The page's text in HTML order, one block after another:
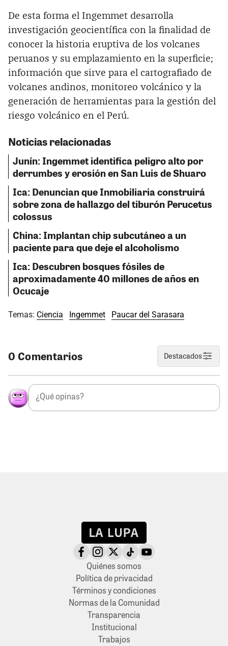
De esta forma el Ingemmet desarrolla
investigación geocientífica con la finalidad de
conocer la historia eruptiva de los volcanes
peruanos y su emplazamiento en la superficie;
información que sirve para el cartografiado de
volcanes andinos, monitoreo volcánico y la
generación de herramientas para la gestión del
riesgo volcánico en el Perú.
Noticias relacionadas
Junín: Ingemmet identifica peligro alto por
derrumbes y erosión en San Luis de Shuaro
Ica: Denuncian que Inmobiliaria construirá
sobre zona de hallazgo del tiburón Perucetus
colossus
China: Implantan chip subcutáneo a un
paciente para que deje el alcoholismo
Ica: Descubren bosques fósiles de
aproximadamente 40 millones de años en
Ocucaje
Temas: Ciencia Ingemmet Paucar del Sarasara
0 Comentarios Destacados
Quiénes somos
Política de privacidad
Términos y condiciones
Normas de la Comunidad
Transparencia
Institucional
Trabajos